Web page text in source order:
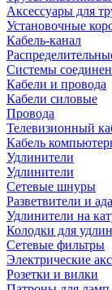
Аксессуары для
Установочные
Кабель-канал
Системы
Кабели и провода
Кабели силовые
Провода
Телевизионный
Кабель
Удлинители
Удлинители
Сетевые шнуры
Разветвители и
Удлинители на
Колодки для
Сетевые фильтры
Электрические
Розетки и вилки